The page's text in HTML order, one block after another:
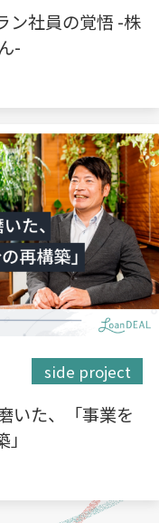
ン社員の覚悟 -株
-
side project
いた、「事業を